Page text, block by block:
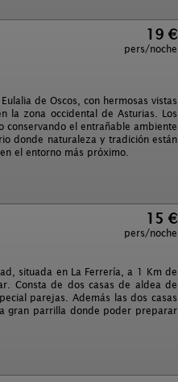
19 €
pers/noche
de Oscos, con hermosas vistas
la zona occidental de Asturias. Los
el entrañable ambiente
donde naturaleza y tradición están
el entorno más próximo.
15 €
pers/noche
situada en La Ferrería, a 1 Km de
Consta de dos casas de aldea de
parejas. Además las dos casas
gran parrilla donde poder preparar